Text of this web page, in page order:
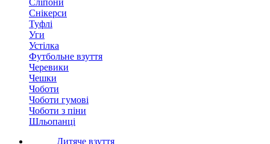
Сліпони
Снікерси
Туфлі
Уги
Устілка
Футбольне взуття
Черевики
Чешки
Чоботи
Чоботи гумові
Чоботи з піни
Шльопанці
Дитяче взуття